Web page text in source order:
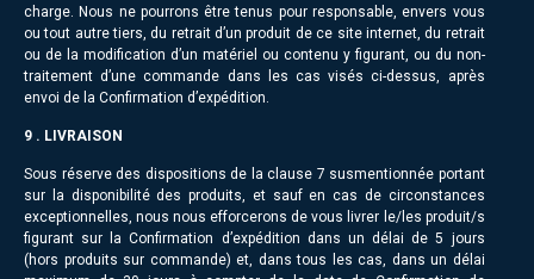
charge. Nous ne pourrons être tenus pour responsable, envers vous
ou tout autre tiers, du retrait d’un produit de ce site internet, du retrait
ou de la modification d’un matériel ou contenu y figurant, ou du non-
traitement d’une commande dans les cas visés ci-dessus, après
envoi de la Confirmation d’expédition.
9 . LIVRAISON
Sous réserve des dispositions de la clause 7 susmentionnée portant
sur la disponibilité des produits, et sauf en cas de circonstances
exceptionnelles, nous nous efforcerons de vous livrer le/les produit/s
figurant sur la Confirmation d’expédition dans un délai de 5 jours
(hors produits sur commande) et, dans tous les cas, dans un délai